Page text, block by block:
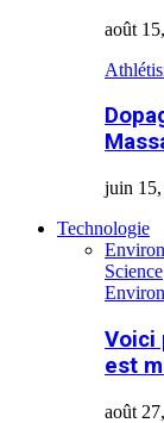
août
juin
Technologie
Science
Voici
est
août